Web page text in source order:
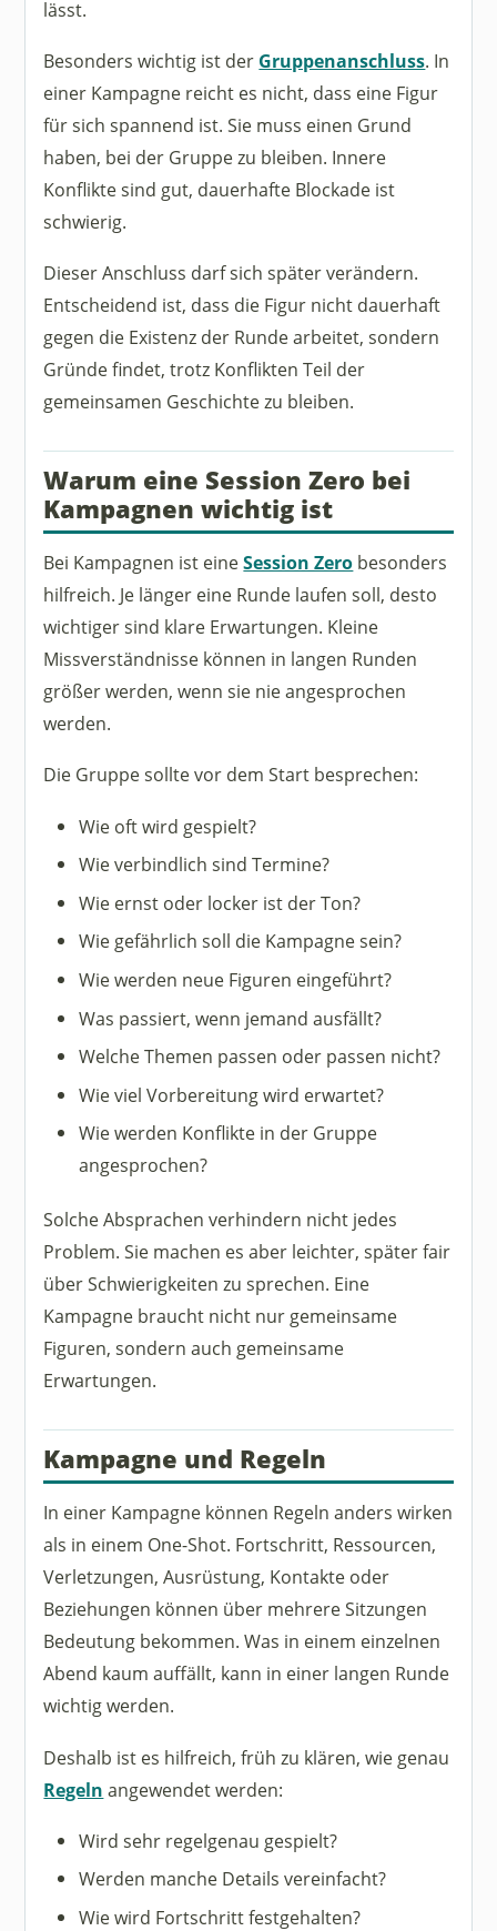
lässt.
Besonders wichtig ist der Gruppenanschluss. In
einer Kampagne reicht es nicht, dass eine Figur
für sich spannend ist. Sie muss einen Grund
haben, bei der Gruppe zu bleiben. Innere
Konflikte sind gut, dauerhafte Blockade ist
schwierig.
Dieser Anschluss darf sich später verändern.
Entscheidend ist, dass die Figur nicht dauerhaft
gegen die Existenz der Runde arbeitet, sondern
Gründe findet, trotz Konflikten Teil der
gemeinsamen Geschichte zu bleiben.
Warum eine Session Zero bei
Kampagnen wichtig ist
Bei Kampagnen ist eineSession Zero besonders
hilfreich. Je länger eine Runde laufen soll, desto
wichtiger sind klare Erwartungen. Kleine
Missverständnisse können in langen Runden
größer werden, wenn sie nie angesprochen
werden.
Die Gruppe sollte vor dem Start besprechen:
Wie oft wird gespielt?
Wie verbindlich sind Termine?
Wie ernst oder locker ist der Ton?
Wie gefährlich soll die Kampagne sein?
Wie werden neue Figuren eingeführt?
Was passiert, wenn jemand ausfällt?
Welche Themen passen oder passen nicht?
Wie viel Vorbereitung wird erwartet?
Wie werden Konflikte in der Gruppe
angesprochen?
Solche Absprachen verhindern nicht jedes
Problem. Sie machen es aber leichter, später fair
über Schwierigkeiten zu sprechen. Eine
Kampagne braucht nicht nur gemeinsame
Figuren, sondern auch gemeinsame
Erwartungen.
Kampagne und Regeln
In einer Kampagne können Regeln anders wirken
als in einem One-Shot. Fortschritt, Ressourcen,
Verletzungen, Ausrüstung, Kontakte oder
Beziehungen können über mehrere Sitzungen
Bedeutung bekommen. Was in einem einzelnen
Abend kaum auffällt, kann in einer langen Runde
wichtig werden.
Deshalb ist es hilfreich, früh zu klären, wie genau
Regeln angewendet werden:
Wird sehr regelgenau gespielt?
Werden manche Details vereinfacht?
Wie wird Fortschritt festgehalten?